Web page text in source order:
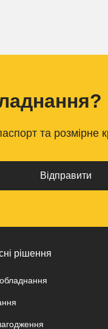
та розмірне
рішення